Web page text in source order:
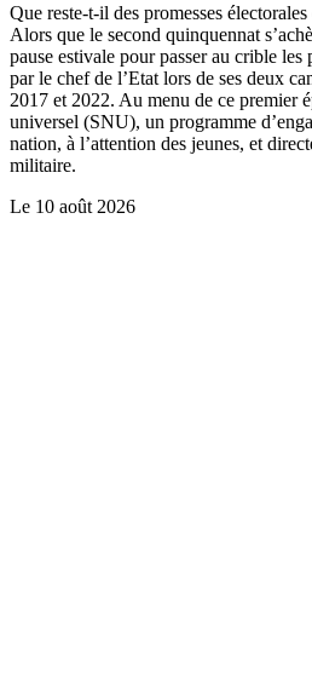
Que reste-t-il des promesses
Alors que le second quinquennat
pause estivale pour passer au crible
par le chef de l’Etat lors de ses deux
2017 et 2022. Au menu de ce premier
universel (SNU), un programme
nation, à l’attention des jeunes, et
militaire.
Le 10 août 2026